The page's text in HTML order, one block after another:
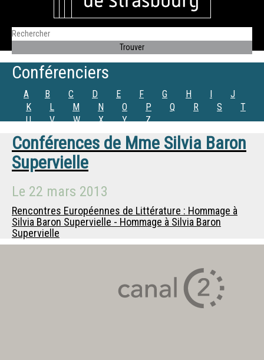
Conférenciers
A B C D E F G H I
J
K
L M N O P Q R S
T
U
V W X Y Z
Conférences de Mme Silvia Baron
Supervielle
Le 22 mars 2013
Rencontres Européennes de Littérature : Hommage à
Silvia Baron Supervielle - Hommage à Silvia Baron
Supervielle